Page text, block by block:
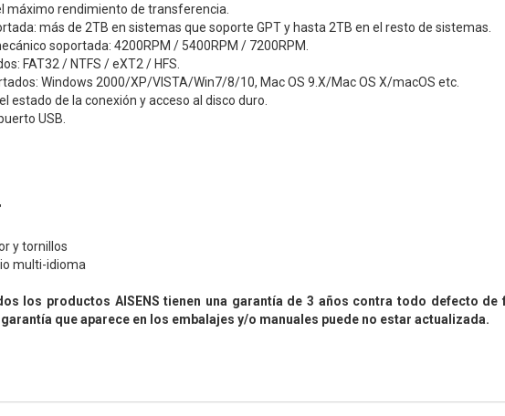
máximo rendimiento de transferencia.
más de 2TB en sistemas que soporte GPT y hasta 2TB en el resto de sistemas.
soportada: 4200RPM / 5400RPM / 7200RPM.
FAT32 / NTFS / eXT2 / HFS.
Windows 2000/XP/VISTA/Win7/8/10, Mac OS 9.X/Mac OS X/macOS etc.
estado de la conexión y acceso al disco duro.
USB.
y tornillos
multi-idioma
los productos AISENS tienen una garantía de 3 años contra todo defecto
que aparece en los embalajes y/o manuales puede no estar actualizada.